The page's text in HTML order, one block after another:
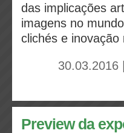
das implicações
imagens no
clichés e
30.03.2016
Preview da